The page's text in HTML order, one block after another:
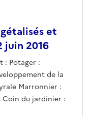
et
juin 2016
: Potager :
de la
Marronnier :
Coin du jardinier :